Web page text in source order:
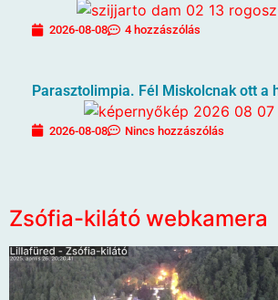
2026-08-08 4 hozzászólás
Parasztolimpia. Fél Miskolcnak ott a
2026-08-08 Nincs hozzászólás
Zsófia-kilátó webkamera